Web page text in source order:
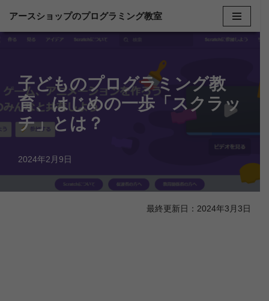
コ
ン
ツ
へ
アースショップのプログラミング教室
子どものプログラミング教
育、はじめの一歩「スクラッ
チ」とは？
2024年2月9日
最終更新日：2024年3月3日